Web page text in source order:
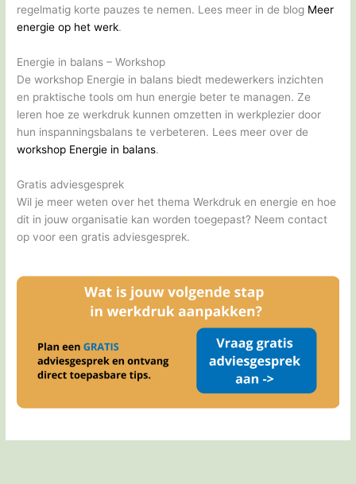
regelmatig korte pauzes te nemen. Lees meer in de blog Meer
energie op het werk.
Energie in balans – Workshop
De workshop Energie in balans biedt medewerkers inzichten
en praktische tools om hun energie beter te managen. Ze
leren hoe ze werkdruk kunnen omzetten in werkplezier door
hun inspanningsbalans te verbeteren. Lees meer over de
workshop Energie in balans.
Gratis adviesgesprek
Wil je meer weten over het thema Werkdruk en energie en hoe
dit in jouw organisatie kan worden toegepast? Neem contact
op voor een gratis adviesgesprek.